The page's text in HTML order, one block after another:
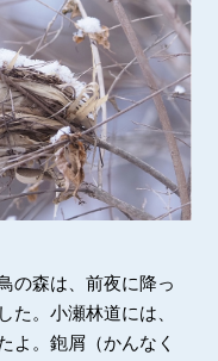
の森は、前夜に降っ
た。小瀬林道には、
よ。鉋屑（かんなく